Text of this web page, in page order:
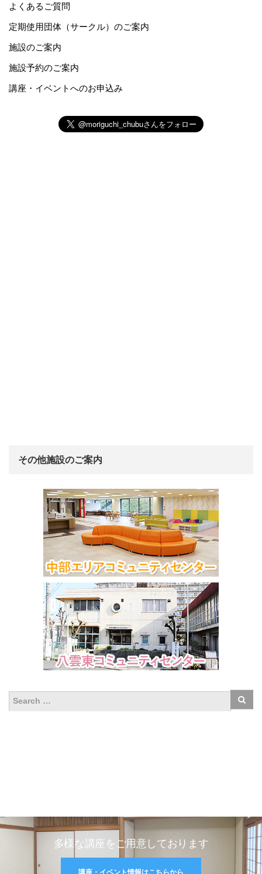
よくあるご質問
定期使用団体（サークル）のご案内
施設のご案内
施設予約のご案内
講座・イベントへのお申込み
その他施設のご案内
多様な講座をご用意しております
講座・イベント情報はこちらから